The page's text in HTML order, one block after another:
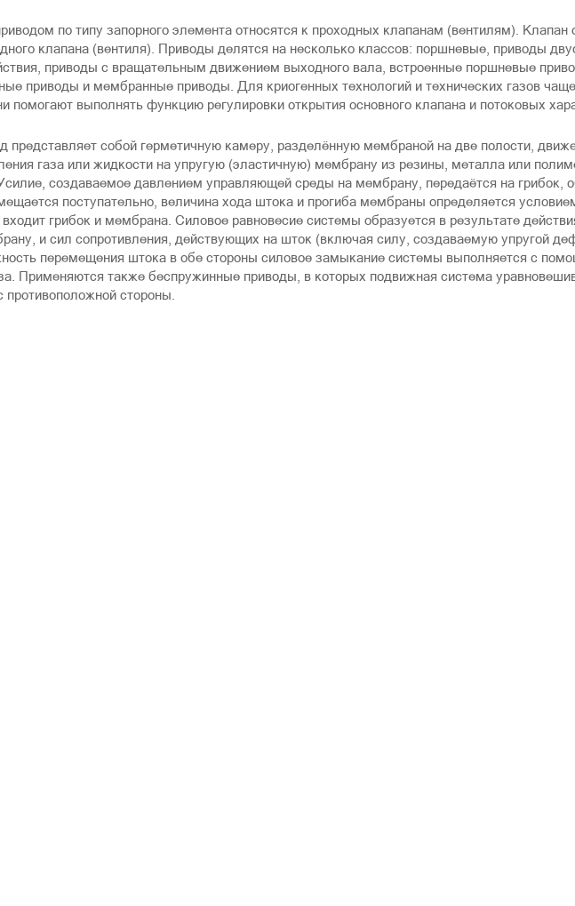
по типу запорного элемента относятся к проходных клапанам (вентилям). Клапан
клапана (вентиля). Приводы делятся на несколько классов: поршневые, приводы
приводы с вращательным движением выходного вала, встроенные поршневые
приводы и мембранные приводы. Для криогенных технологий и технических газов
помогают выполнять функцию регулировки открытия основного клапана и потоковых
представляет собой герметичную камеру, разделённую мембраной на две полости,
газа или жидкости на упругую (эластичную) мембрану из резины, металла или
создаваемое давлением управляющей среды на мембрану, передаётся на грибок,
поступательно, величина хода штока и прогиба мембраны определяется
грибок и мембрана. Силовое равновесие системы образуется в результате
и сил сопротивления, действующих на шток (включая силу, создаваемую упругой
перемещения штока в обе стороны силовое замыкание системы выполняется с
Применяются также беспружинные приводы, в которых подвижная система
стороны.